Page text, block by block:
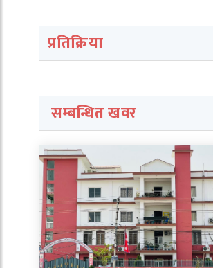
प्रतिक्रिया
सम्बन्धित खवर